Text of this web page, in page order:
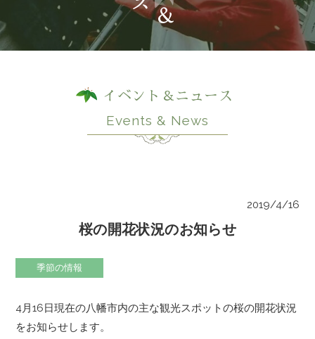
イベント＆ニュース
Events & News
2019/4/16
桜の開花状況のお知らせ
季節の情報
4月16日現在の八幡市内の主な観光スポットの桜の開花状況
をお知らせします。